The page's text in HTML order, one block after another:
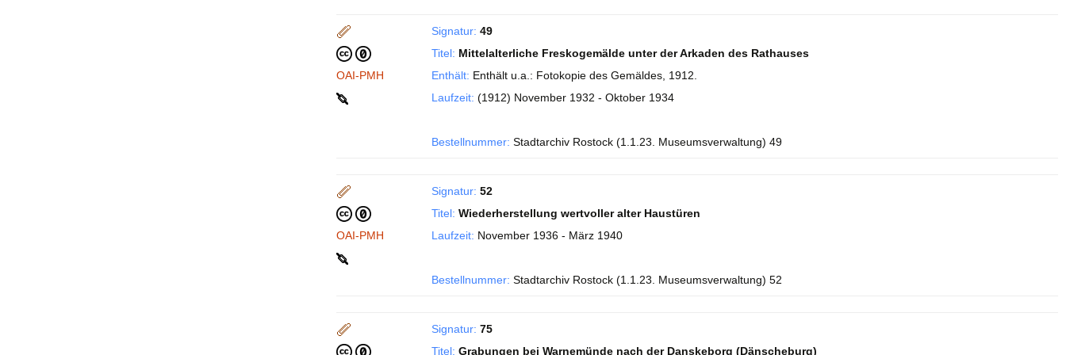
OAI-PMH
Signatur: 49
Titel: Mittelalterliche Freskogemälde unter der Arkaden des Rathauses
Enthält: Enthält u.a.: Fotokopie des Gemäldes, 1912.
Laufzeit: (1912) November 1932 - Oktober 1934
Bestellnummer: Stadtarchiv Rostock (1.1.23. Museumsverwaltung) 49
OAI-PMH
Signatur: 52
Titel: Wiederherstellung wertvoller alter Haustüren
Laufzeit: November 1936 - März 1940
Bestellnummer: Stadtarchiv Rostock (1.1.23. Museumsverwaltung) 52
Signatur: 75
Titel: Grabungen bei Warnemünde nach der Danskeborg (Dänscheburg)